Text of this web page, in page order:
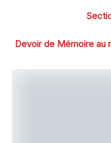
Devoir de Mémoire au